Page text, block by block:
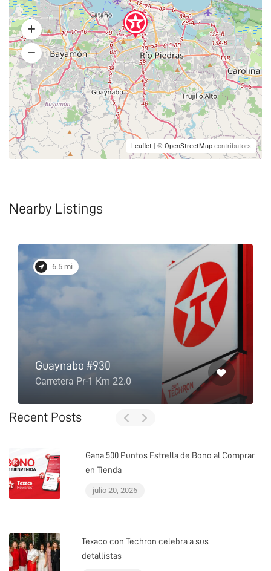
Leaflet | © OpenStreetMap contributors
Nearby Listings
6.5 mi
Guaynabo #930
Carretera Pr-1 Km 22.0
Recent Posts
Gana 500 Puntos Estrella de Bono al Comprar
en Tienda
julio 20, 2026
Texaco con Techron celebra a sus
detallistas